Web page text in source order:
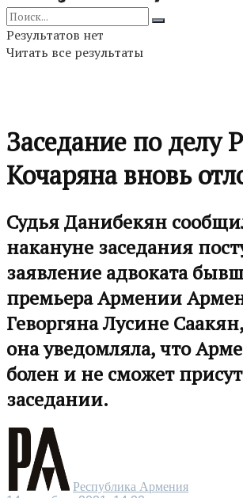
Результатов нет
Читать все результаты
Заседание по делу
Кочаряна вновь
Судья Данибекян
накануне заседания
заявление адвоката
премьера Армении
Геворгяна Лусине
она уведомляла, что
болен и не сможет
заседании.
Республика Армения